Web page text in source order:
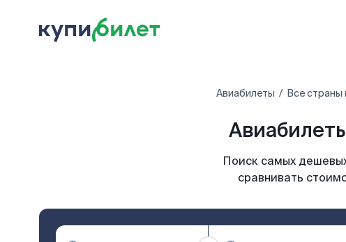
Авиабилеты Все страны
Поиск самых
сравнивать